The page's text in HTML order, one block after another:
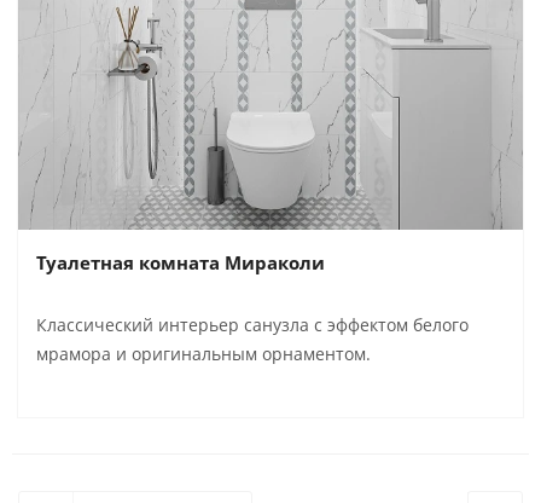
Туалетная комната Мираколи
Классический интерьер санузла с эффектом белого
мрамора и оригинальным орнаментом.